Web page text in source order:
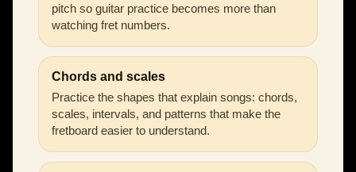
pitch so guitar practice becomes more than
watching fret numbers.
Chords and scales
Practice the shapes that explain songs: chords,
scales, intervals, and patterns that make the
fretboard easier to understand.